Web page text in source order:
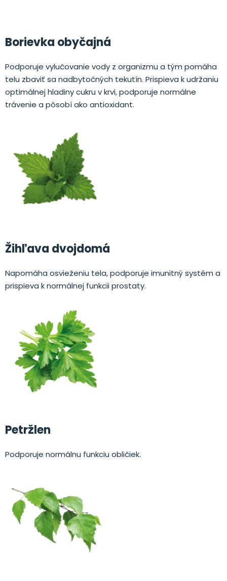
Borievka obyčajná
Podporuje vylučovanie vody z organizmu a tým pomáha
telu zbaviť sa nadbytočných tekutín. Prispieva k udržaniu
optimálnej hladiny cukru v krvi, podporuje normálne
trávenie a pôsobí ako antioxidant.
Žihľava dvojdomá
Napomáha osvieženiu tela, podporuje imunitný systém a
prispieva k normálnej funkcii prostaty.
Petržlen
Podporuje normálnu funkciu obličiek.